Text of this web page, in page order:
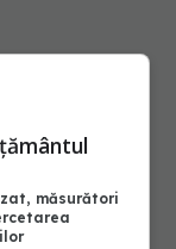
măsurători